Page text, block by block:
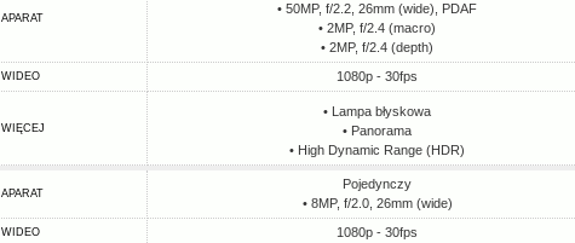
APARAT
• 50MP, f/2.2, 26mm (wide), PDAF
• 2MP, f/2.4 (macro)
• 2MP, f/2.4 (depth)
WIDEO 1080p - 30fps
WIĘCEJ
• Lampa błyskowa
• Panorama
• High Dynamic Range (HDR)
APARAT
Pojedynczy
• 8MP, f/2.0, 26mm (wide)
WIDEO 1080p - 30fps